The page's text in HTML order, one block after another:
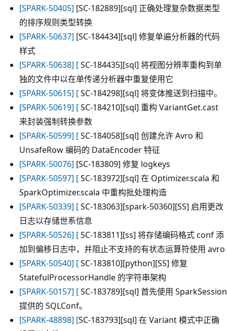
[SPARK-50405] [SC-182889][sql] 正确处理复杂数据类型
的排序规则类型转换
[SPARK-50637] [SC-184434][sql] 修复单遍分析器的代码
样式
[SPARK-50638] [SC-184435][sql] 将视图分辨率重构到单
独的文件中以在单传递分析器中重复使用它
[SPARK-50615] [SC-184298][sql] 将变体推送到扫描中。
[SPARK-50619] [SC-184210][sql] 重构 VariantGet.cast
来封装强制转换参数
[SPARK-50599] [SC-184058][sql] 创建允许 Avro 和
UnsafeRow 编码的 DataEncoder 特征
[SPARK-50076] [SC-183809] 修复 logkeys
[SPARK-50597] [SC-183972][sql] 在 Optimizer.scala 和
SparkOptimizer.scala 中重构批处理构造
[SPARK-50339] [SC-183063][spark-50360][SS] 启用更改
日志以存储世系信息
[SPARK-50526] [SC-183811][ss] 将存储编码格式 conf 添
加到偏移日志中，并阻止不支持的有状态运算符使用 avro
[SPARK-50540] [SC-183810][python][SS] 修复
StatefulProcessorHandle 的字符串架构
[SPARK-50157] [SC-183789][sql] 首先使用 SparkSession
提供的 SQLConf。
[SPARK-48898] [SC-183793][sql] 在 Variant 模式中正确